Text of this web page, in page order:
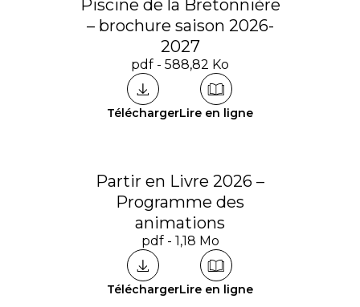
Piscine de la Bretonnière
– brochure saison 2026-
2027
pdf - 588,82 Ko
TéléchargerLire en ligne
Partir en Livre 2026 –
Programme des
animations
pdf - 1,18 Mo
TéléchargerLire en ligne